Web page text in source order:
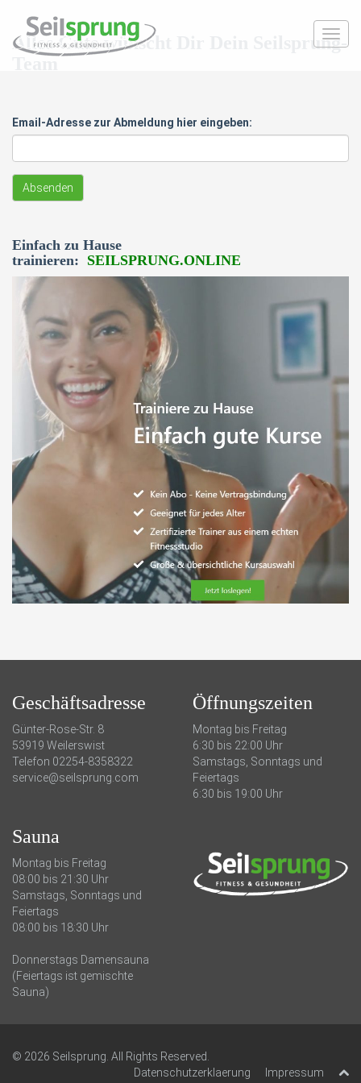
Alles Gute wünscht Dir Dein Seilsprung-
Team
Email-Adresse zur Abmeldung hier eingeben:
Einfach zu Hause
trainieren: SEILSPRUNG.ONLINE
Geschäftsadresse
Günter-Rose-Str. 8
53919 Weilerswist
Telefon 02254-8358322
service@seilsprung.com
Öffnungszeiten
Montag bis Freitag
6:30 bis 22:00 Uhr
Samstags, Sonntags und
Feiertags
6:30 bis 19:00 Uhr
Sauna
Montag bis Freitag
08:00 bis 21:30 Uhr
Samstags, Sonntags und
Feiertags
08:00 bis 18:30 Uhr
Donnerstags Damensauna
(Feiertags ist gemischte
Sauna)
Datenschutzerklaerung Impressum